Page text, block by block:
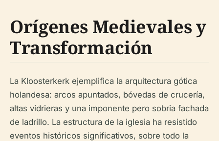
Orígenes Medievales y
Transformación
La Kloosterkerk ejemplifica la arquitectura gótica
holandesa: arcos apuntados, bóvedas de crucería,
altas vidrieras y una imponente pero sobria fachada
de ladrillo. La estructura de la iglesia ha resistido
eventos históricos significativos, sobre todo la